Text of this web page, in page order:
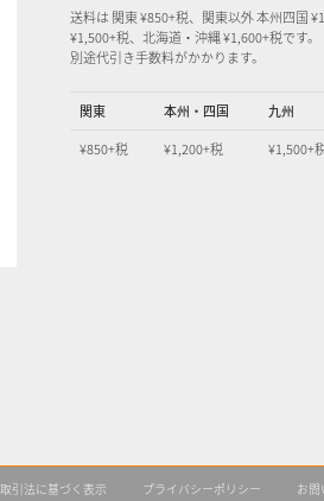
送料は 関東 ¥850+税、関東以外 本州四国
¥1,500+税、北海道・沖縄 ¥1,600+税です。
別途代引き手数料がかかります。
関東 本州・四国 九州
¥850+税 ¥1,200+税 ¥1,500+
引法に基づく表示 プライバシーポリシー お問